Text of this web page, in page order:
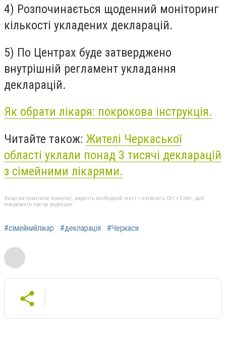
4) Розпочинається щоденний моніторинг
кількості укладених декларацій.
5) По Центрах буде затверджено
внутрішній регламент укладання
декларацій.
Як обрати лікаря: покрокова інструкція.
Читайте також: Жителі Черкаської
області уклали понад 3 тисячі декларацій
з сімейними лікарями.
Якщо ви помітили помилку, виділіть необхідний текст і натисніть Ctrl + Enter, щоб
повідомити про це редакцію
#сімейнийлікар #декларація #Черкаси